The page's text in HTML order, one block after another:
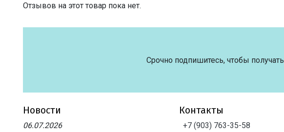
Отзывов на этот товар пока нет.
Срочно подпишитесь, чтобы получать
Новости
06.07.2026
Контакты
+7 (903) 763-35-58